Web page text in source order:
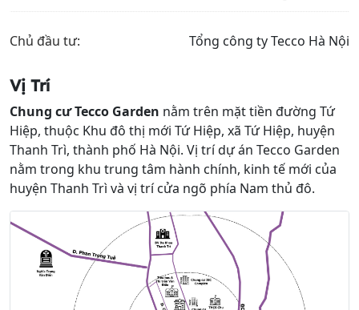
Chủ đầu tư: Tổng công ty Tecco Hà Nội
Vị Trí
Chung cư Tecco Garden nằm trên mặt tiền đường Tứ
Hiệp, thuộc Khu đô thị mới Tứ Hiệp, xã Tứ Hiệp, huyện
Thanh Trì, thành phố Hà Nội. Vị trí dự án Tecco Garden
nằm trong khu trung tâm hành chính, kinh tế mới của
huyện Thanh Trì và vị trí cửa ngõ phía Nam thủ đô.